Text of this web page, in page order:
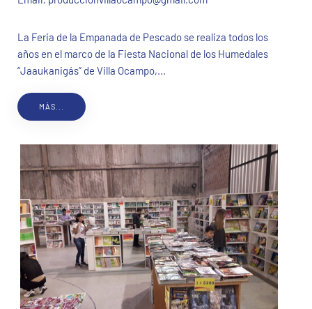
La Feria de la Empanada de Pescado se realiza todos los
años en el marco de la Fiesta Nacional de los Humedales
“Jaaukanigás” de Villa Ocampo,...
MÁS...